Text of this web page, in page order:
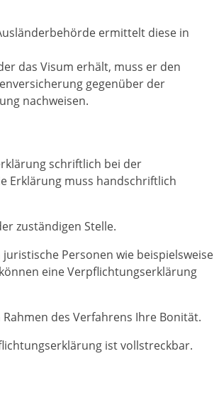
ermittelt diese in
das Visum erhält, muss er den
gegenüber der
nachweisen.
schriftlich bei der
Erklärung muss handschriftlich
zuständigen Stelle.
Personen wie beispielsweise
eine Verpflichtungserklärung
des Verfahrens Ihre Bonität.
ist vollstreckbar.